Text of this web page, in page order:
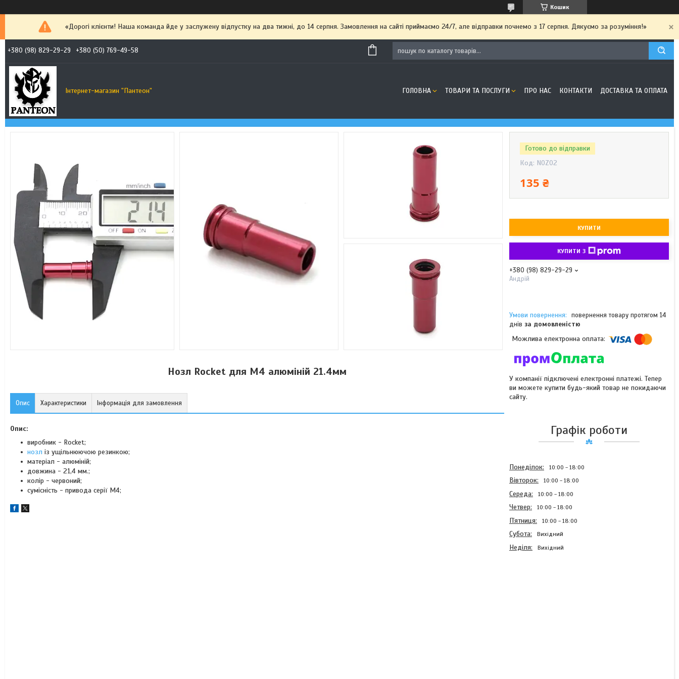
Кошик
«Дорогі клієнти! Наша команда йде у заслужену відпустку на два тижні, до 14 серпня. Замовлення на сайті приймаємо 24/7, але відправки почнемо з 17 серпня. Дякуємо за розуміння!»
+380 (98) 829-29-29 +380 (50) 769-49-58
Інтернет-магазин "Пантеон" ГОЛОВНА ТОВАРИ ТА ПОСЛУГИ ПРО НАС КОНТАКТИ ДОСТАВКА ТА ОПЛАТА
Нозл Rocket для M4 алюміній 21.4мм
Опис Характеристики Інформація для замовлення
Опис:
виробник - Rocket;
нозл із ущільнюючою резинкою;
матеріал - алюміній;
довжина - 21,4 мм.;
колір - червоний;
сумісність - привода серії М4;
Готово до відправки
Код: NOZ02
135 ₴
КУПИТИ
КУПИТИ З
+380 (98) 829-29-29
Андрій
повернення товару протягом 14
днів за домовленістю
У компанії підключені електронні платежі. Тепер
ви можете купити будь-який товар не покидаючи
сайту.
Графік роботи
Понеділок 10:00 18:00
Вівторок 10:00 18:00
Середа 10:00 18:00
Четвер 10:00 18:00
Пʼятниця 10:00 18:00
Субота Вихідний
Неділя Вихідний